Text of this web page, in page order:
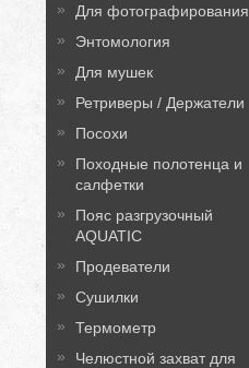
Для фотографирования
Энтомология
Для мушек
Ретриверы / Держатели
Посохи
Походные полотенца и
салфетки
Пояс разгрузочный
AQUATIC
Продеватели
Сушилки
Термометр
Челюстной захват для